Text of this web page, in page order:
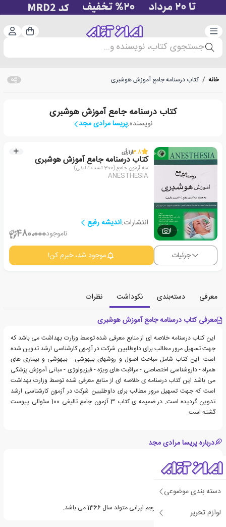
دسته‌بندی سبد
جستجوی کتاب، نویسنده و...
دسته بندی موضوعی
لوازم تحریر
خانه / کتاب درسنامه جامع آموزش هوشبری
کتاب درسنامه جامع آموزش هوشبری
نویسنده:پریسا مرادی مجد
1
3.8از1رأی
کتاب درسنامه جامع آموزش هوشبری
سه آزمون جامع (300 تست تالیفی)
ANESTHESIA
انتشارات:اندیشه رفیع
ناموجود480،000
جزئیات موجود شد، خبرم کن!
معرفی دسته‌بندی نکوداشت
نظرات
معرفی کتاب درسنامه جامع آموزش هوشبری
این کتاب درسنامه خلاصه ای از منابع معرفی شده توسط وزارت بهداشت می باشد که
جهت تسهیل مرور مطالب برای داوطلبین شرکت در آزمون کارشناسی ارشد تدوین شده
است. این کتاب شامل مباحث اصول و روشهای بیهوشی - بیهوشی و بیماری های
همراه - داروشناسی اختصاصی - مراقبت های ویژه - فیزیولوژی - مبانی آموزش پزشکی
می باشد این کتاب درسنامه ی خلاصه ای از منابع معرفی شده توسط وزارت بهداشت
است که جهت تسهیل مرور مطالب برای داوطلبین شرکت در آزمون کارشناسی ارشد
تدوین گردیده است. در ضمیمه ی کتاب 3 آزمون جامع تالیفی 100 سئوالی پیوست
گشته است.
درباره پریسا مرادی مجد
دکتر پریسا مرادی مجد مترجم ایرانی متولد سال 1366 می باشد.